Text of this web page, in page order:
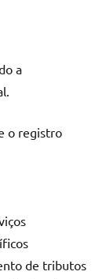
a
o registro
de tributos